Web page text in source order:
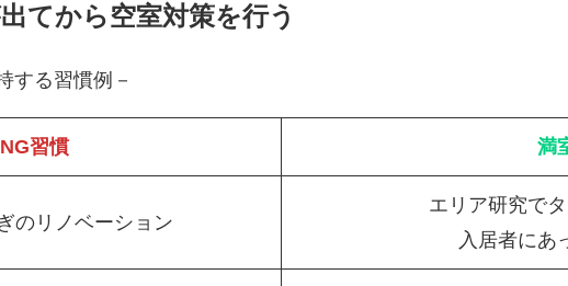
てから空室対策を行う
する習慣例－
NG習慣 満
のリノベーション
エリア研究で
入居者にあ